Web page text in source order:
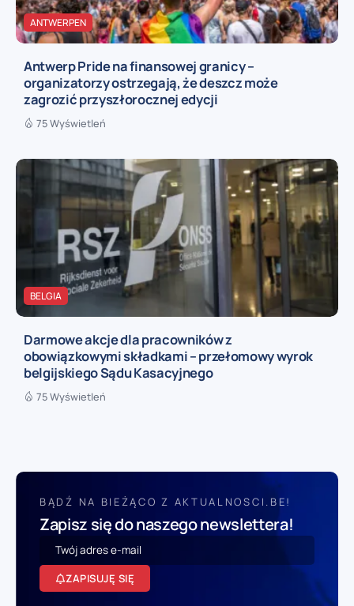
ANTWERPEN
Antwerp Pride na finansowej granicy –
organizatorzy ostrzegają, że deszcz może
zagrozić przyszłorocznej edycji
75 Wyświetleń
BELGIA
Darmowe akcje dla pracowników z
obowiązkowymi składkami – przełomowy wyrok
belgijskiego Sądu Kasacyjnego
75 Wyświetleń
BĄDŹ NA BIEŻĄCO Z AKTUALNOSCI.BE!
Zapisz się do naszego newslettera!
ZAPISUJĘ SIĘ